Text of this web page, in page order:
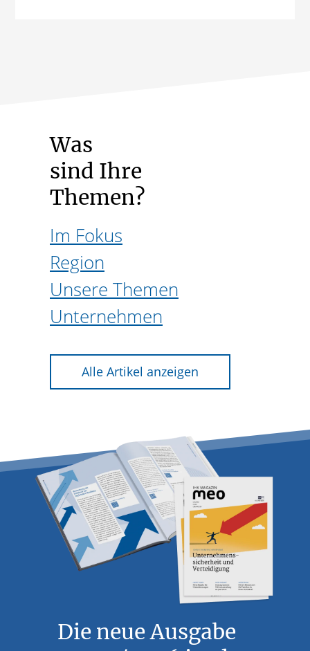
Was
sind Ihre
Themen?
Im Fokus
Region
Unsere Themen
Unternehmen
Alle Artikel anzeigen
Die neue Ausgabe